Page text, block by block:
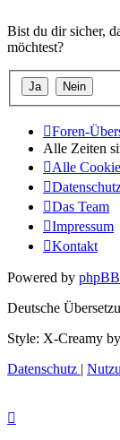
Bist du dir sicher,
möchtest?
Foren-
Alle Zeiten
Alle
Das Team
Impressum
Kontakt
Powered by phpBB
Deutsche
Style: X-Creamy
Datenschutz |